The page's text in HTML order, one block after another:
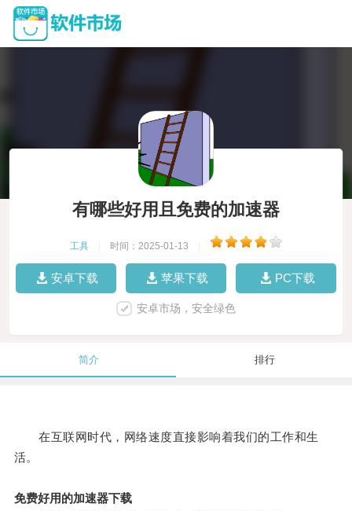
有哪些好用且免费的加速器
工具 时间：2025-01-13
安卓下载 苹果下载 PC下载
安卓市场，安全绿色
简介 排行
在互联网时代，网络速度直接影响着我们的工作和生
活。
免费好用的加速器下载